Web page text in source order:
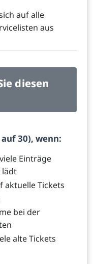
auf alle
aus
diesen
30), wenn:
Einträge
lädt
aktuelle Tickets
bei der
alte Tickets